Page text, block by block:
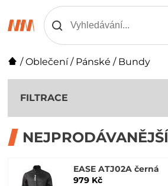
/Oblečení/ Pánské / Bundy
FILTRACE
NEJPRODÁVANĚJŠÍ
EASE ATJ02A černá
979 Kč